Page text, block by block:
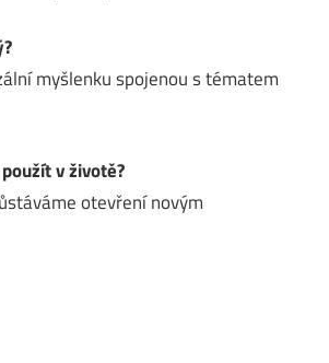
myšlenku spojenou s tématem
v životě?
otevření novým